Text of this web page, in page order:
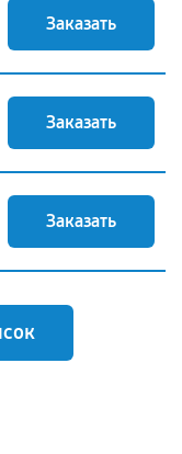
Заказать
Заказать
Заказать